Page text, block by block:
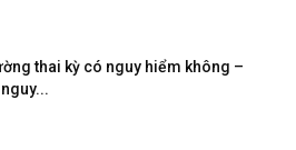
thai kỳ có nguy hiểm không –